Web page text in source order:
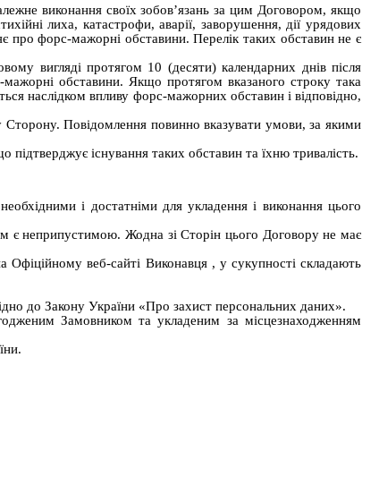
виконання своїх зобов’язань за цим Договором, якщо
лиха, катастрофи, аварії, заворушення, дії урядових
про форс-мажорні обставини. Перелік таких обставин не є
вигляді протягом 10 (десяти) календарних днів після
обставини. Якщо протягом вказаного строку така
наслідком впливу форс-мажорних обставин і відповідно,
Повідомлення повинно вказувати умови, за якими
існування таких обставин та їхню тривалість.
і достатніми для укладення і виконання цього
є неприпустимою. Жодна зі Сторін цього Договору не має
Офіційному веб-сайті Виконавця , у сукупності складають
до Закону України «Про захист персональних даних».
Замовником та укладеним за місцезнаходженням